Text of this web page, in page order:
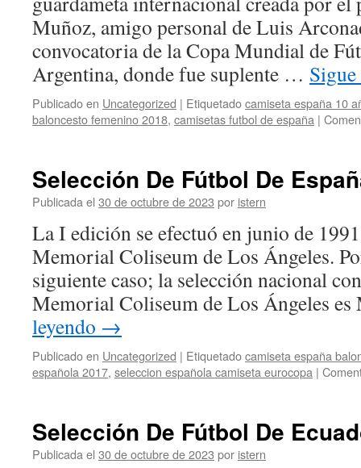
Muñoz, amigo personal de Luis
convocatoria de la Copa Mundial de
Argentina, donde fue suplente …
Publicado en Uncategorized | Etiquetadocamiseta españa 10
baloncesto femenino 2018, camisetas futbol de españa |
Selección De Fútbol De
Publicada el 30 de octubre de 2023 por istern
La I edición se efectuó en junio de
Memorial Coliseum de Los Ángeles.
siguiente caso; la selección nacional
Memorial Coliseum de Los Ángeles
leyendo →
Publicado en Uncategorized | Etiquetadocamiseta españa
española 2017, seleccion española camiseta eurocopa |
Selección De Fútbol De
Publicada el 30 de octubre de 2023 por istern